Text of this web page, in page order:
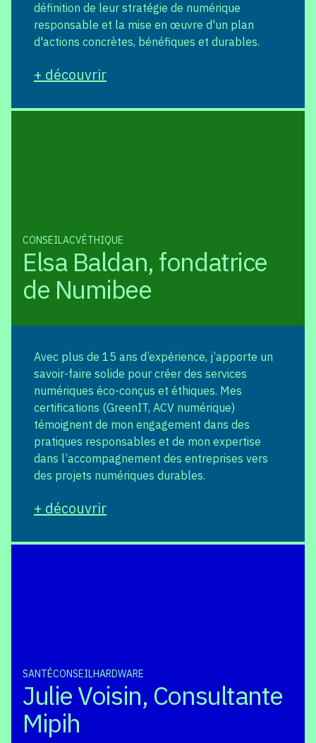
définition de leur stratégie de numérique
responsable et la mise en œuvre d'un plan
d'actions concrètes, bénéfiques et durables.
+ découvrir
CONSEILACVÉTHIQUE
Elsa Baldan, fondatrice
de Numibee
Avec plus de 15 ans d’expérience, j’apporte un
savoir-faire solide pour créer des services
numériques éco-conçus et éthiques. Mes
certifications (GreenIT, ACV numérique)
témoignent de mon engagement dans des
pratiques responsables et de mon expertise
dans l’accompagnement des entreprises vers
des projets numériques durables.
+ découvrir
SANTÉCONSEILHARDWARE
Julie Voisin, Consultante
Mipih